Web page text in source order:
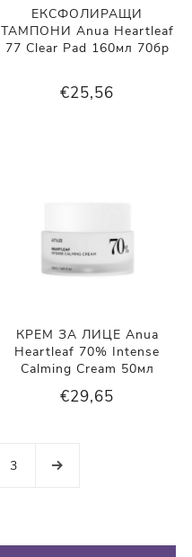
ЕКСФОЛИРАЩИ
ТАМПОНИ Anua Heartleaf
77 Clear Pad 160мл 70бр
€25,56
КРЕМ ЗА ЛИЦЕ Anua
Heartleaf 70% Intense
Calming Cream 50мл
€29,65
3